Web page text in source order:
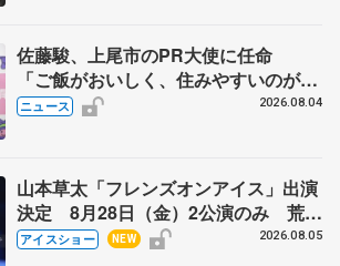
佐藤駿、上尾市のPR大使に任命
「ご飯がおいしく、住みやすいのが魅
力」
ニュース 2026.08.04
山本草太「フレンズオンアイス」出演
決定 8月28日（金）2公演のみ 荒川
静香さんプロデュース、20周年のアイ
アイスショー NEW 2026.08.05